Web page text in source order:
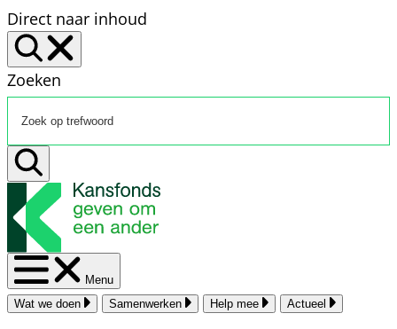
Direct naar inhoud
Zoeken
Menu
Wat we doen
Samenwerken Help mee Actueel